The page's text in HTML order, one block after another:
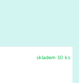
skladem 10 ks